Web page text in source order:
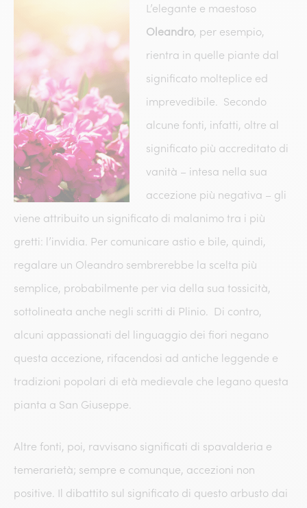
L’elegante e maestoso
Oleandro, per esempio,
rientra in quelle piante dal
significato molteplice ed
imprevedibile. Secondo
alcune fonti, infatti, oltre al
significato più accreditato di
vanità – intesa nella sua
accezione più negativa – gli
viene attribuito un significato di malanimo tra i più
gretti: l’invidia. Per comunicare astio e bile, quindi,
regalare un Oleandro sembrerebbe la scelta più
semplice, probabilmente per via della sua tossicità,
sottolineata anche negli scritti di Plinio. Di contro,
alcuni appassionati del linguaggio dei fiori negano
questa accezione, rifacendosi ad antiche leggende e
tradizioni popolari di età medievale che legano questa
pianta a San Giuseppe.
Altre fonti, poi, ravvisano significati di spavalderia e
temerarietà; sempre e comunque, accezioni non
positive. Il dibattito sul significato di questo arbusto dai